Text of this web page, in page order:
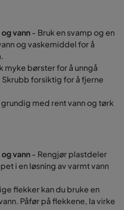
vann- Bruk en svamp og en
og vaskemiddel for å
myke børster for å unngå
forsiktig for å fjerne
med rent vann og tørk
vann- Rengjør plastdeler
i en løsning av varmt vann
flekker kan du bruke en
Påfør på flekkene, la virke